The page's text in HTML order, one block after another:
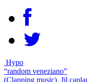
Hypo
“random veneziano”
(Clapping music) Jil